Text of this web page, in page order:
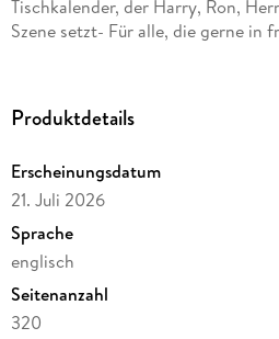
Tischkalender, der Harry, Ron,
Szene setzt- Für alle, die gerne in
Produktdetails
Erscheinungsdatum
21. Juli 2026
Sprache
englisch
Seitenanzahl
320